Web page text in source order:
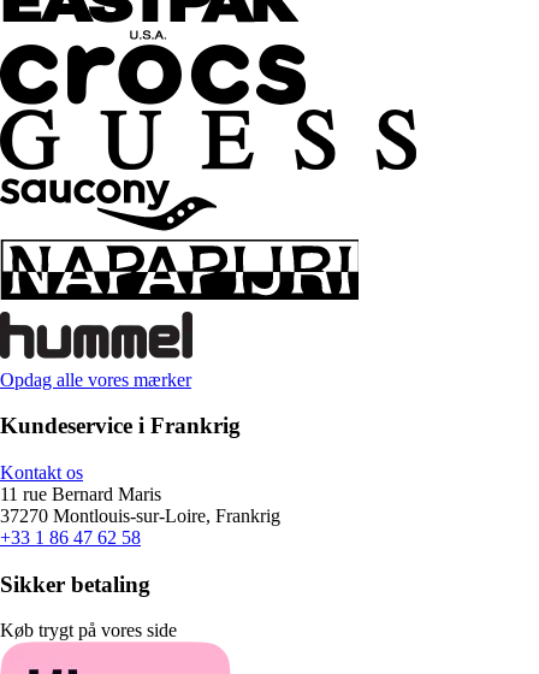
Opdag alle vores mærker
Kundeservice i Frankrig
Kontakt os
11 rue Bernard Maris
37270 Montlouis-sur-Loire, Frankrig
+33 1 86 47 62 58
Sikker betaling
Køb trygt på vores side